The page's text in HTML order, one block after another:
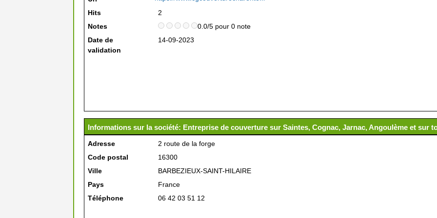
Hits
2
Notes
0.0/5 pour 0 note
Date de
validation
14-09-2023
Informations sur la société: Entreprise de couverture sur Saintes, Cognac, Jarnac, Angoulème et sur
Adresse
2 route de la forge
Code postal
16300
Ville
BARBEZIEUX-SAINT-HILAIRE
Pays
France
Téléphone
06 42 03 51 12